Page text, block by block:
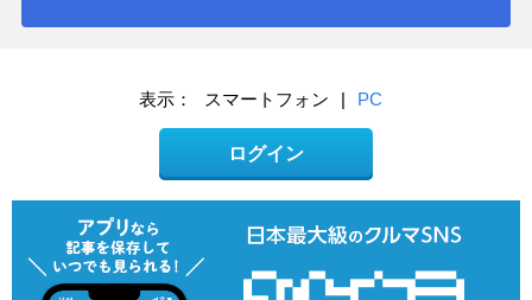
表示： スマートフォン | PC
ログイン